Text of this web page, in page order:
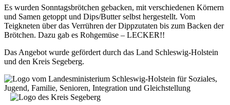
Es wurden Sonntagsbrötchen gebacken, mit verschiedenen Körnern
und Samen getoppt und Dips/Butter selbst hergestellt. Vom
Teigkneten über das Verrühren der Dippzutaten bis zum Backen der
Brötchen. Dazu gab es Rohgemüse – LECKER!!
Das Angebot wurde gefördert durch das Land Schleswig-Holstein
und den Kreis Segeberg.